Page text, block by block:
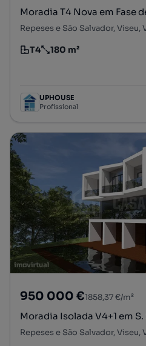
Moradia T4 Nova em Fase
Repeses e São Salvador, Viseu,
Tipologia
T4
Preço por metro quadrado
180 m²
UPHOUSE
Profissional
950 000 €1858,37 €/m²
Moradia Isolada V4+1 em
Repeses e São Salvador, Viseu,